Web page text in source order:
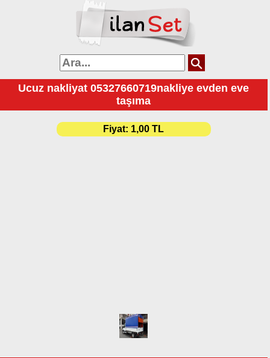
Ucuz nakliyat 05327660719nakliye evden eve
taşıma
Fiyat: 1,00 TL